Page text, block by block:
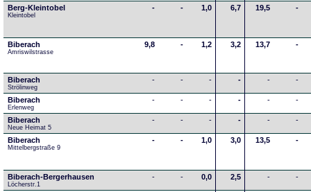
Berg-Kleintobel
Kleintobel
- - 1,0 6,7 19,5 -
Biberach
Amriswilstrasse
9,8 - 1,2 3,2 13,7 -
Biberach
Strölinweg
- - - - - -
Biberach
Erlenweg
- - - - - -
Biberach
Neue Heimat 5
- - - - - -
Biberach
Mittelbergstraße 9
- - 1,0 3,0 13,5 -
Biberach-Bergerhausen
Löcherstr.1
- - 0,0 2,5 - -